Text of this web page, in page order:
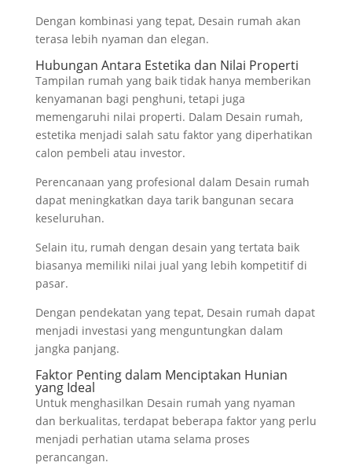
Dengan kombinasi yang tepat, Desain rumah akan
terasa lebih nyaman dan elegan.
Hubungan Antara Estetika dan Nilai Properti
Tampilan rumah yang baik tidak hanya memberikan
kenyamanan bagi penghuni, tetapi juga
memengaruhi nilai properti. Dalam Desain rumah,
estetika menjadi salah satu faktor yang diperhatikan
calon pembeli atau investor.
Perencanaan yang profesional dalam Desain rumah
dapat meningkatkan daya tarik bangunan secara
keseluruhan.
Selain itu, rumah dengan desain yang tertata baik
biasanya memiliki nilai jual yang lebih kompetitif di
pasar.
Dengan pendekatan yang tepat, Desain rumah dapat
menjadi investasi yang menguntungkan dalam
jangka panjang.
Faktor Penting dalam Menciptakan Hunian
yang Ideal
Untuk menghasilkan Desain rumah yang nyaman
dan berkualitas, terdapat beberapa faktor yang perlu
menjadi perhatian utama selama proses
perancangan.